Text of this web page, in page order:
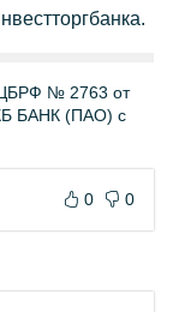
ЦБРФ № 2763 от
БАНК (ПАО) с
0 0